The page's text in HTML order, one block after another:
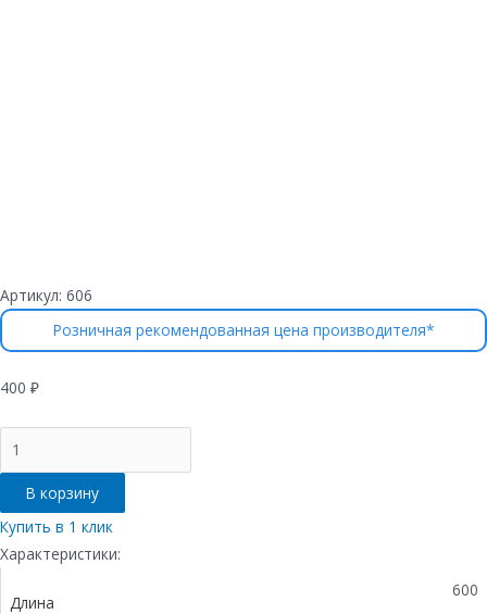
Артикул: 606
Розничная рекомендованная цена производителя*
400 ₽
товара
Решетка
газонная
Gidrolica
Eco
Pro
В корзину
Купить в 1 клик
Характеристики:
Длина
600